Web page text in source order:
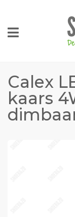
Calex
kaars